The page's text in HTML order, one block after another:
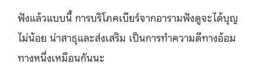
ฟังแล้วแบบนี้ การบริโภคเบียร์จากอารามฟังดูจะได้บุญ
ไม่น้อย น่าสาธุและส่งเสริม เป็นการทำความดีทางอ้อม
ทางหนึ่งเหมือนกันนะ